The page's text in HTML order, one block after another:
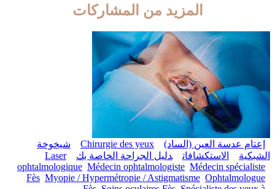
المزيد من المشاركات
إعتام عدسة العين (الساد) Chirurgie des yeux
شيخوخة
الشبكية
الاستكشافات دليل الجراحة الخاصة بك
Laser
ophtalmologique Médecin ophtalmologiste Médecin spécialiste
Fès Myopie / Hypermétropie / Astigmatisme Ophtalmologue